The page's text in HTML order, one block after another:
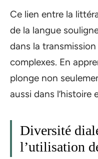
Ce lien entre la
de la langue
dans la
complexes. En
plonge non
aussi dans l’histoire
Diversité
l’utilisation